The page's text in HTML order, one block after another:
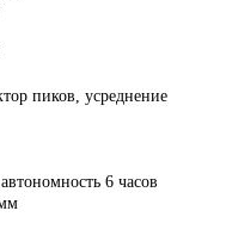
пиков, усреднение
6 часов